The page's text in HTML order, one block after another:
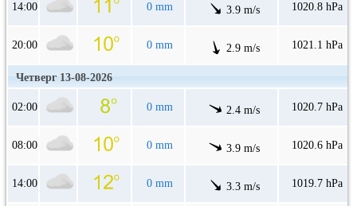
14:00 0 mm 3.9 m/s 1020.8 hPa
20:00 0 mm 2.9 m/s 1021.1 hPa
Четверг 13-08-2026
02:00 0 mm 2.4 m/s 1020.7 hPa
08:00 0 mm 3.9 m/s 1020.6 hPa
14:00 0 mm 3.3 m/s 1019.7 hPa